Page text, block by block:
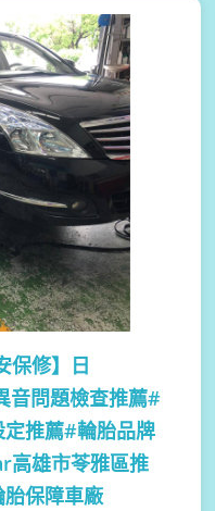
保修】日
音問題檢查推薦#
推薦#輪胎品牌
高雄市苓雅區推
保障車廠